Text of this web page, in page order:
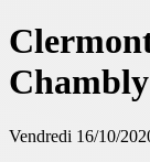
Vendredi 16/10/